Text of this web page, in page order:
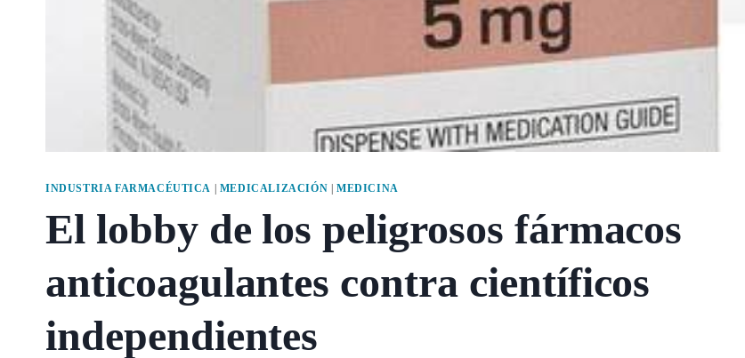
INDUSTRIA FARMACÉUTICA MEDICALIZACIÓN |MEDICINA
El lobby de los peligrosos fármacos
anticoagulantes contra científicos
independientes